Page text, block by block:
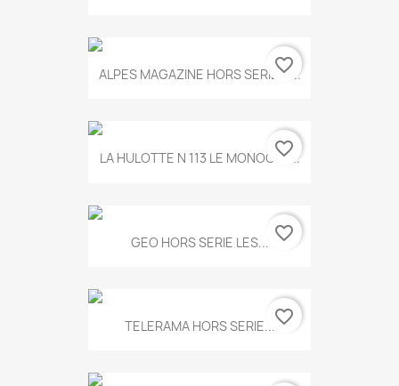
ALPES MAGAZINE HORS SERIE N...
favorite_border
LA HULOTTE N 113 LE MONOCLE...
favorite_border
GEO HORS SERIE LES... favorite_border
TELERAMA HORS SERIE...favorite_border